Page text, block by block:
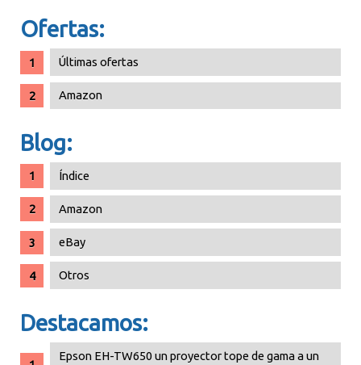
Ofertas:
Últimas ofertas
Amazon
Blog:
Índice
Amazon
eBay
Otros
Destacamos:
Epson EH-TW650 un proyector tope de gama a un